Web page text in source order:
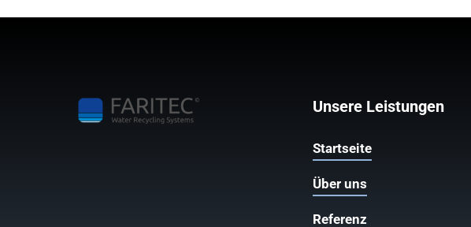
Unsere Leistungen
Startseite
Über uns
Referenz